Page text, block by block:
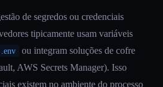
de segredos ou credenciais
tipicamente usam variáveis
.env
ou integram soluções de cofre
AWS Secrets Manager). Isso
existem no ambiente do processo